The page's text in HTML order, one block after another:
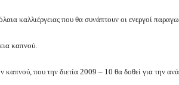
καλλιέργειας που θα συνάπτουν οι ενεργοί
καπνού.
που την διετία 2009 – 10 θα δοθεί για την